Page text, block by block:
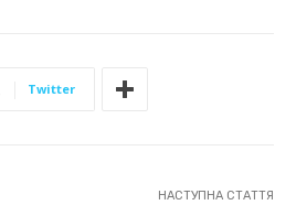
Twitter
НАСТУПНА СТАТТЯ